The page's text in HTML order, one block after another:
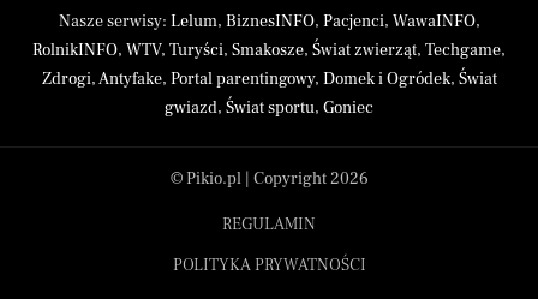
Nasze serwisy: Lelum, BiznesINFO, Pacjenci, WawaINFO,
RolnikINFO, WTV, Turyści, Smakosze, Świat zwierząt, Techgame,
Zdrogi,Antyfake, Portal parentingowy, Domek i Ogródek, Świat
gwiazd, Świat sportu, Goniec
© Pikio.pl | Copyright 2026
REGULAMIN
POLITYKA PRYWATNOŚCI